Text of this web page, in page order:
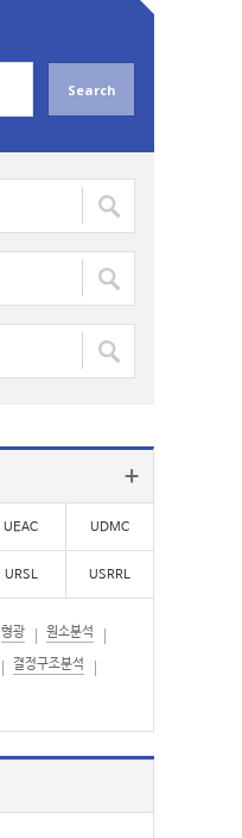
UEAC UDMC
URSL USRRL
형광 원소분석
결정구조분석